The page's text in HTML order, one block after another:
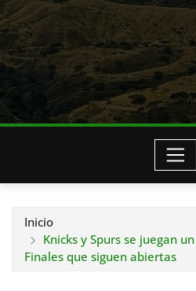
Inicio
Knicks y Spurs se juegan
Finales que siguen abiertas